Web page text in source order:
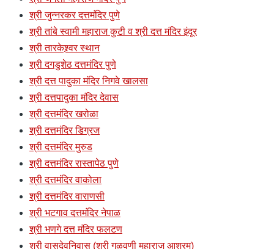
श्री जुन्नरकर दत्तमंदिर पुणे
श्री तांबे स्वामी महाराज कुटी व श्री दत्त मंदिर इंदूर
श्री तारकेश्र्वर स्थान
श्री दगडुशेठ दत्तमंदिर पुणे
श्री दत्त पादुका मंदिर निगवे खालसा
श्री दत्तपादुका मंदिर देवास
श्री दत्तमंदिर खरोळा
श्री दत्तमंदिर डिग्रज
श्री दत्तमंदिर मुरुड
श्री दत्तमंदिर रास्तापेठ पुणे
श्री दत्तमंदिर वाकोला
श्री दत्तमंदिर वाराणसी
श्री भटगाव दत्तमंदिर नेपाळ
श्री भणगे दत्त मंदिर फलटण
श्री वासुदेवनिवास (श्री गुळवणी महाराज आश्रम)